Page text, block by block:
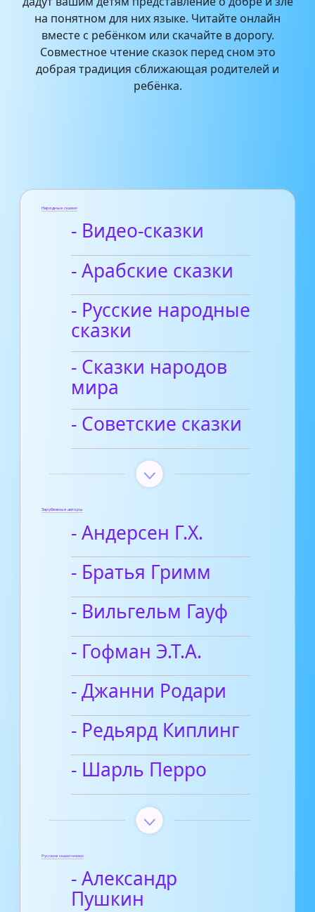
на понятном для них языке. Читайте онлайн
вместе с ребёнком или скачайте в дорогу.
Совместное чтение сказок перед сном это
добрая традиция сближающая родителей и
ребёнка.
Народные сказки
- Видео-сказки
- Арабские сказки
- Русские народные
сказки
- Сказки народов
мира
- Советские сказки
Зарубежные авторы
- Андерсен Г.Х.
- Братья Гримм
- Вильгельм Гауф
- Гофман Э.Т.А.
- Джанни Родари
- Редьярд Киплинг
- Шарль Перро
Русские сказочники
- Александр
Пушкин